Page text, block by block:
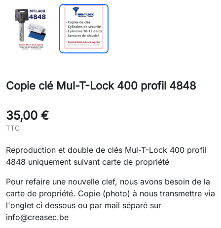
Copie clé Mul-T-Lock 400 profil 4848
35,00 €
TTC
Reproduction et double de clés Mul-T-Lock 400 profil
4848 uniquement suivant carte de propriété
Pour refaire une nouvelle clef, nous avons besoin de la
carte de propriété. Copie (photo) à nous transmettre via
l'onglet ci dessous ou par mail séparé sur
info@creasec.be